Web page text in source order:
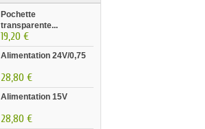
Pochette
transparente...
19,20 €
Alimentation 24V/0,75
28,80 €
Alimentation 15V
28,80 €